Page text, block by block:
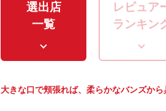
選出店
一覧
レビュア
ランキン
大きな口で頬張れば、柔らかなバンズから